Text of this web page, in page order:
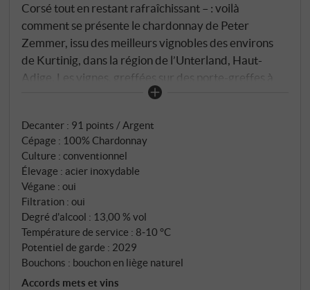
Corsé tout en restant rafraîchissant – : voilà
comment se présente le chardonnay de Peter
Zemmer, issu des meilleurs vignobles des environs
de Kurtinig, dans la région de l’Unterland, Haut-
Adige. Les vignes, greffées sur des porte-greffes à
faible vigueur et conduites selon la méthode Guyot,
vallée, d’un ensoleillement idéal et d’une bonne
aération des grappes. Avant le pressurage, les baies
récoltées à la main macèrent quelques heures au
frais avec leurs peaux – une étape qui permet de
transférer les arômes fruités de la peau des baies
vers le moût et d’intensifier le bouquet. Après un
pressurage doux et une sédimentation naturelle, la
fermentation s’effectue à une température contrôlée
de 19 °C dans des cuves en acier inoxydable.
Decanter : 91 points / Argent
Cépage : 100% Chardonnay
Culture : conventionnel
Élevage : acier inoxydable
Végane : oui
Filtration : oui
Degré d'alcool : 13,00 % vol
Température de service : 8‑10 °C
Potentiel de garde : 2029
Bouchons : bouchon en liège naturel
Accords mets et vins